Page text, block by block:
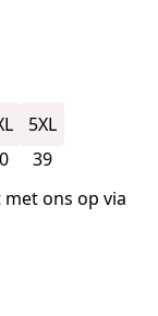
5XL
39
ons op via